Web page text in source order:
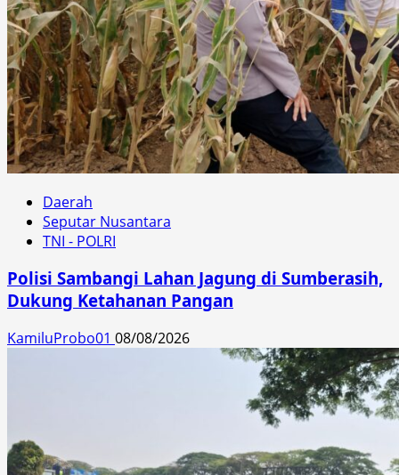
Daerah
Seputar Nusantara
TNI - POLRI
Polisi Sambangi Lahan Jagung di Sumberasih,
Dukung Ketahanan Pangan
KamiluProbo01 08/08/2026